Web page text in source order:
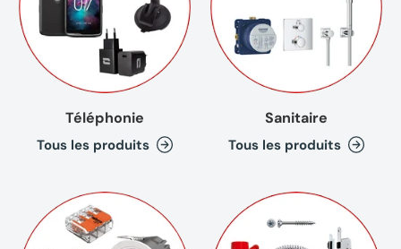
Téléphonie
Tous les produits
Sanitaire
Tous les produits